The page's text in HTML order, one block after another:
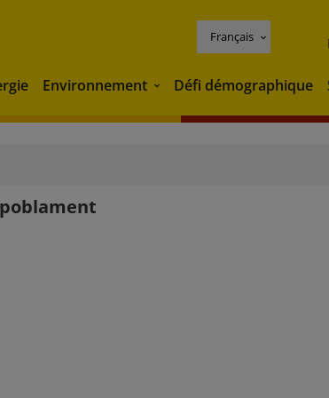
Français
Environnement Environnement
Défi démographique